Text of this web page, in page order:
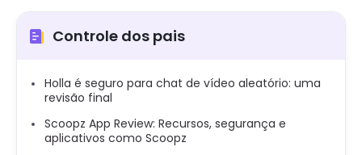
Controle dos pais
Holla é seguro para chat de vídeo aleatório: uma
revisão final
Scoopz App Review: Recursos, segurança e
aplicativos como Scoopz